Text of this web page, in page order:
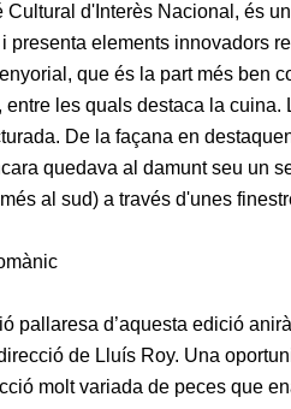
d'Interès Nacional, és
elements innovadors
que és la part més ben
les quals destaca la cuina.
De la façana en
quedava al damunt seu un
al sud) a través d'unes
pallaresa d’aquesta edició
de Lluís Roy. Una
molt variada de peces que